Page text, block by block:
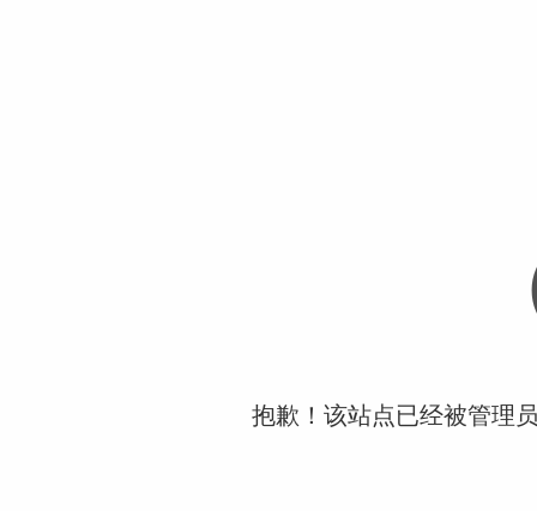
抱歉！该站点已经被管理